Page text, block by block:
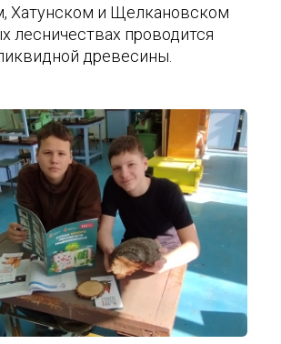
Хатунском и Щелкановском
лесничествах проводится
древесины.